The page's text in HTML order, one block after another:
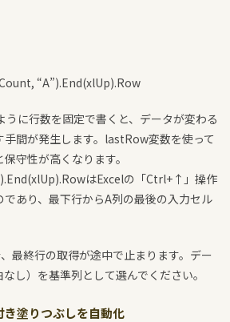
“A”).End(xlUp).Row
うに行数を固定で書くと、データが変わる
手間が発生します。lastRow変数を使って
守性が高くなります。
はExcelの「Ctrl+↑」操作
あり、最下行からA列の最後の入力セル
最終行の取得が途中で止まります。デー
し）を基準列として選んでください。
塗りつぶしを自動化